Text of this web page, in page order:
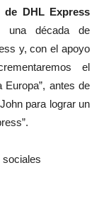
de DHL Express
una década de
y, con el apoyo
el
antes de
para lograr un
sociales